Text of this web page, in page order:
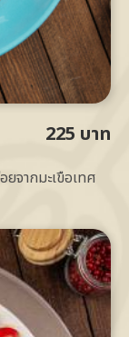
225 บาท
จากมะเขือเทศ